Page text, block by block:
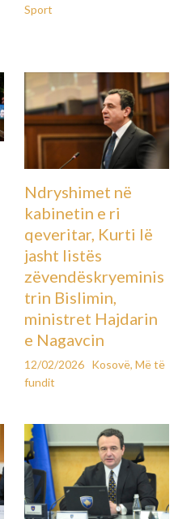
Sport
Ndryshimet në
kabinetin e ri
qeveritar, Kurti lë
jasht listës
zëvendëskryeminis
trin Bislimin,
ministret Hajdarin
e Nagavcin
12/02/2026 Kosovë, Më të
fundit